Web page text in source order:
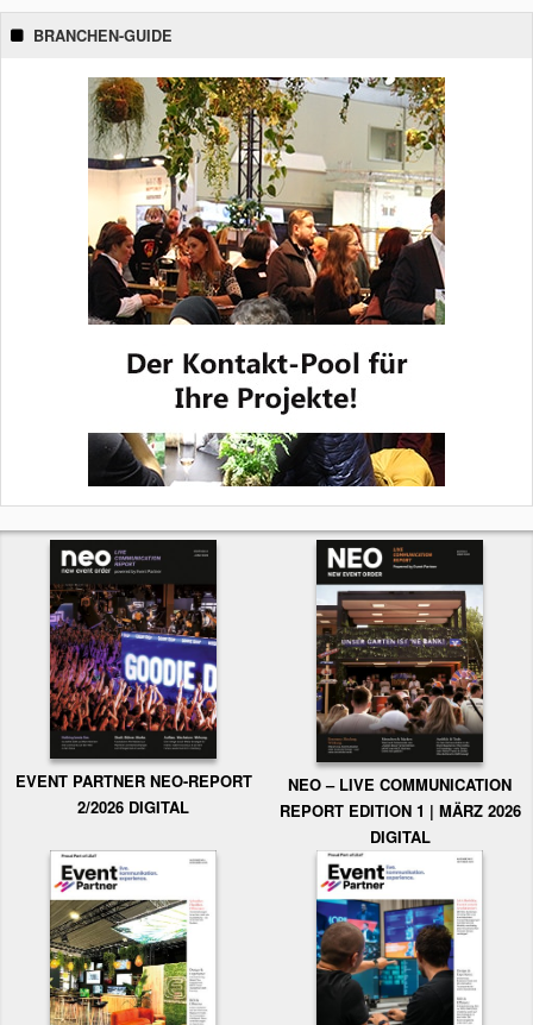
BRANCHEN-GUIDE
EVENT PARTNER NEO-REPORT
2/2026 DIGITAL
NEO – LIVE COMMUNICATION
REPORT EDITION 1 | MÄRZ 2026
DIGITAL